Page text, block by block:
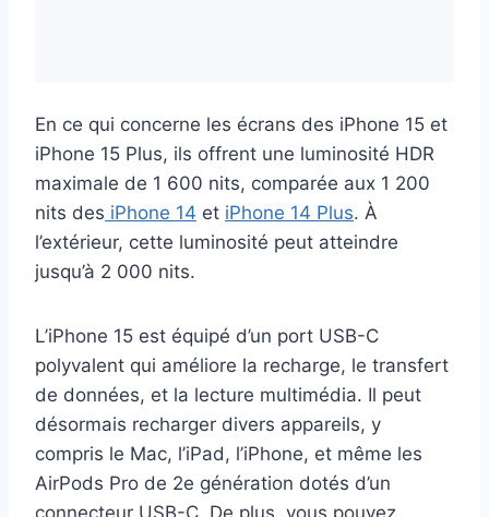
En ce qui concerne les écrans des iPhone 15 et
iPhone 15 Plus, ils offrent une luminosité HDR
maximale de 1 600 nits, comparée aux 1 200
nits des iPhone 14 et iPhone 14 Plus. À
l’extérieur, cette luminosité peut atteindre
jusqu’à 2 000 nits.
L’iPhone 15 est équipé d’un port USB-C
polyvalent qui améliore la recharge, le transfert
de données, et la lecture multimédia. Il peut
désormais recharger divers appareils, y
compris le Mac, l’iPad, l’iPhone, et même les
AirPods Pro de 2e génération dotés d’un
connecteur USB-C. De plus, vous pouvez